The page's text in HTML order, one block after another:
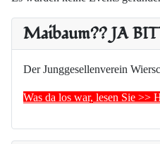
Maibaum?? JA
Der Junggesellenverein
Was da los war, lesen Sie >>